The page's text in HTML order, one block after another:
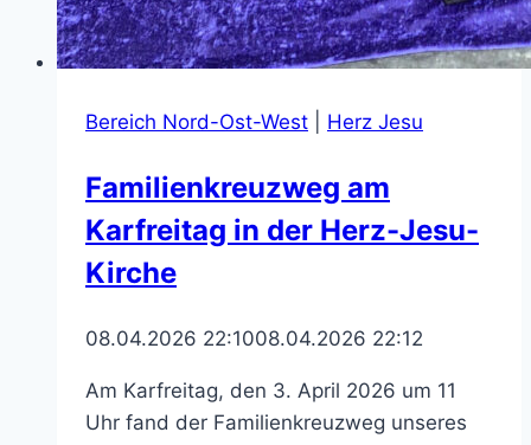
Bereich Nord-Ost-West Herz Jesu
Familienkreuzweg am
Karfreitag in der Herz-Jesu-
Kirche
08.04.2026 22:1008.04.2026 22:12
Am Karfreitag, den 3. April 2026 um 11
Uhr fand der Familienkreuzweg unseres